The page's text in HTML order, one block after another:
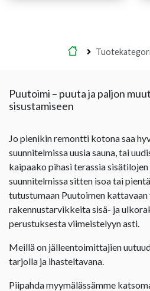
Etusivu
Puutoimi – puuta ja paljon
sisustamiseen
Jo pienikin remontti kotona saa
suunnitelmissa uusia sauna, tai
kaipaako pihasi terassia
suunnitelmissa sitten isoa tai
tutustumaan Puutoimen
rakennustarvikkeita sisä- ja
perustuksesta viimeistelyyn asti.
Meillä on jälleentoimittajien
tarjolla ja ihasteltavana.
Piipahda myymälässämme